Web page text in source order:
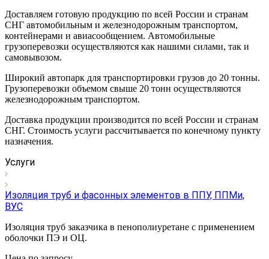
Доставляем готовую продукцию по всей России и странам
СНГ автомобильным и железнодорожным транспортом,
контейнерами и авиасообщением. Автомобильные
грузоперевозки осуществляются как нашими силами, так и
самовывозом.
Широкий автопарк для транспортировки грузов до 20 тонны.
Грузоперевозки объемом свыше 20 тонн осуществляются
железнодорожным транспортом.
Доставка продукции производится по всей России и странам
СНГ. Стоимость услуги рассчитывается по конечному пункту
назначения.
Услуги
Изоляция труб и фасонных элементов в ППУ, ППМи,
ВУС
Изоляция труб заказчика в пенополиуретане с применением
оболочки ПЭ и ОЦ.